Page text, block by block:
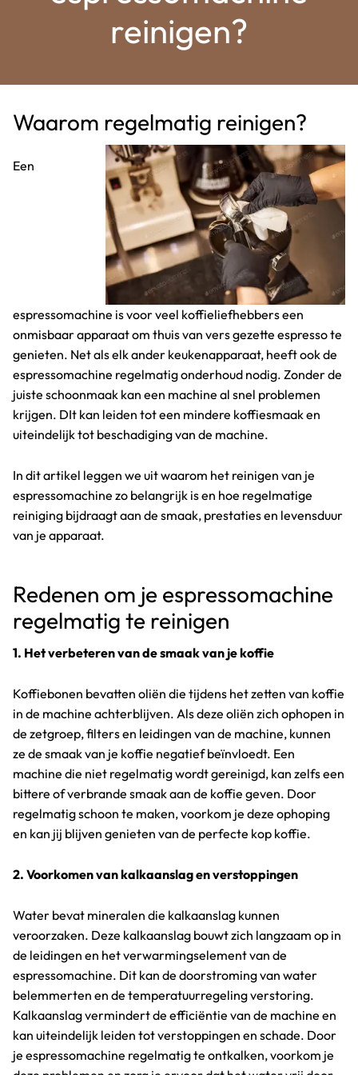
reinigen?
Waarom regelmatig reinigen?
Een
espressomachine is voor veel koffieliefhebbers een
onmisbaar apparaat om thuis van vers gezette espresso te
genieten. Net als elk ander keukenapparaat, heeft ook de
espressomachine regelmatig onderhoud nodig. Zonder de
juiste schoonmaak kan een machine al snel problemen
krijgen. DIt kan leiden tot een mindere koffiesmaak en
uiteindelijk tot beschadiging van de machine.
In dit artikel leggen we uit waarom het reinigen van je
espressomachine zo belangrijk is en hoe regelmatige
reiniging bijdraagt aan de smaak, prestaties en levensduur
van je apparaat.
Redenen om je espressomachine
regelmatig te reinigen
1. Het verbeteren van de smaak van je koffie
Koffiebonen bevatten oliën die tijdens het zetten van koffie
in de machine achterblijven. Als deze oliën zich ophopen in
de zetgroep, filters en leidingen van de machine, kunnen
ze de smaak van je koffie negatief beïnvloedt. Een
machine die niet regelmatig wordt gereinigd, kan zelfs een
bittere of verbrande smaak aan de koffie geven. Door
regelmatig schoon te maken, voorkom je deze ophoping
en kan jij blijven genieten van de perfecte kop koffie.
2. Voorkomen van kalkaanslag en verstoppingen
Water bevat mineralen die kalkaanslag kunnen
veroorzaken. Deze kalkaanslag bouwt zich langzaam op in
de leidingen en het verwarmingselement van de
espressomachine. Dit kan de doorstroming van water
belemmerten en de temperatuurregeling verstoring.
Kalkaanslag vermindert de efficiëntie van de machine en
kan uiteindelijk leiden tot verstoppingen en schade. Door
je espressomachine regelmatig te ontkalken, voorkom je